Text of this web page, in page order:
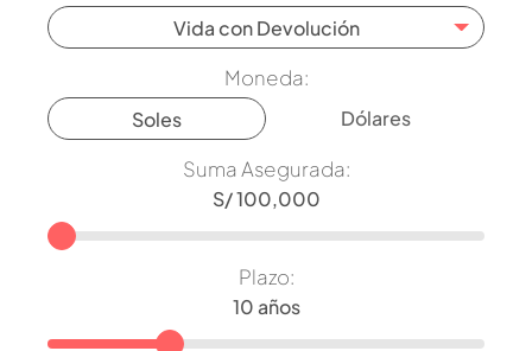
Vida con Devolución
Moneda:
Soles
Dólares
Suma Asegurada:
Plazo: